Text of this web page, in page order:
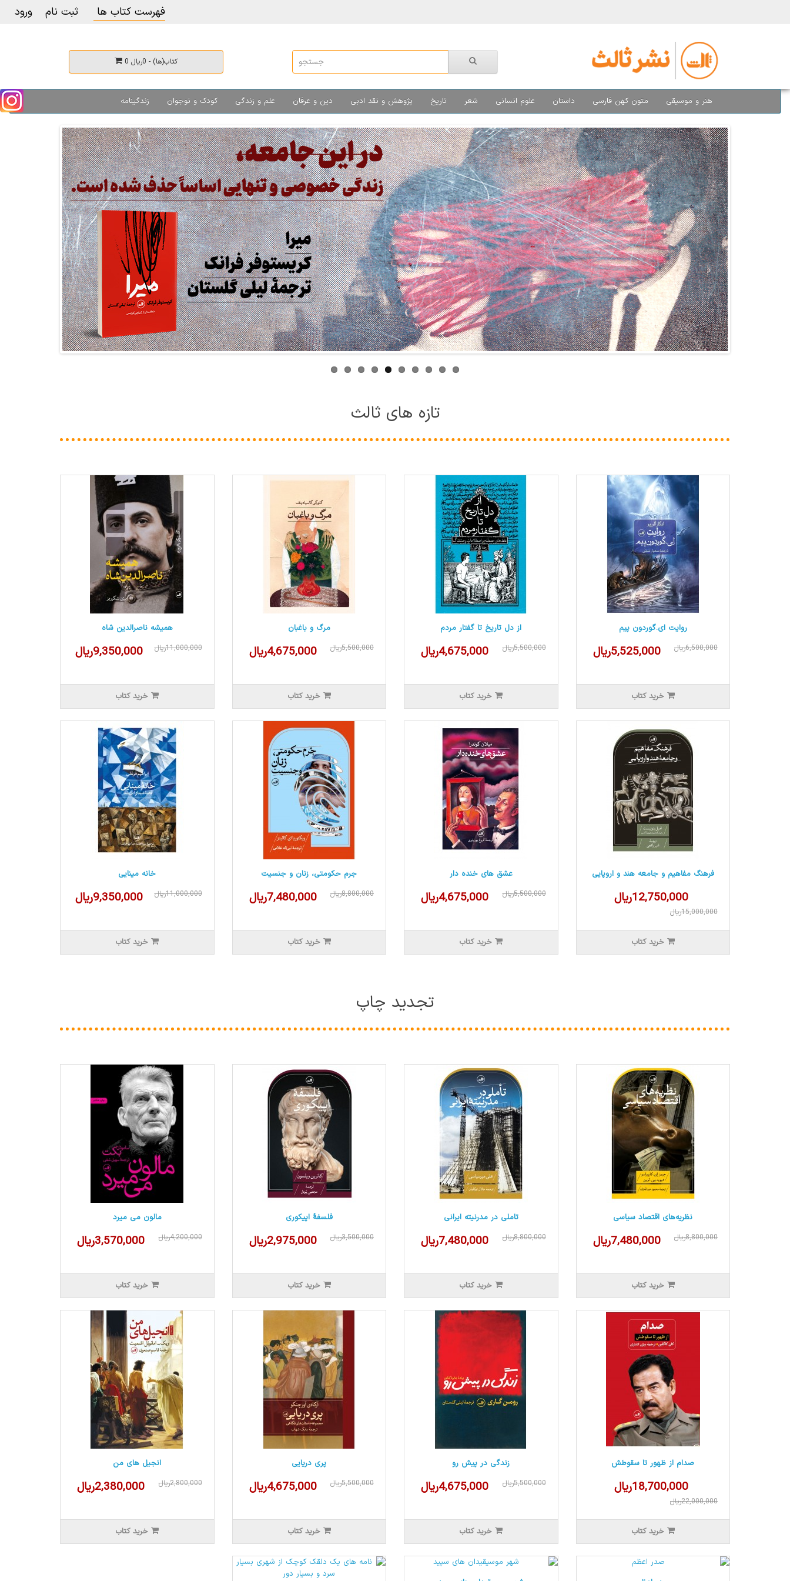
فهرست کتاب ها ثبت نام ورود
0 کتاب(ها) - 0ریال
هنر و موسیقی متون کهن فارسی داستان علوم انسانی شعر تاریخ پژوهش و نقد ادبی دین و عرفان علم و زندگی کودک و نوجوان زندگینامه
تازه های ثالث
روایت ای.گوردون پیم
5,525,000ریال 6,500,000ریال
خرید کتاب
از دل تاریخ تا گفتار مردم
4,675,000ریال 5,500,000ریال
خرید کتاب
مرگ و باغبان
4,675,000ریال 5,500,000ریال
خرید کتاب
همیشه ناصرالدین شاه
9,350,000ریال 11,000,000ریال
خرید کتاب
فرهنگ مفاهیم و جامعه هند و اروپایی
12,750,000ریال
15,000,000ریال
خرید کتاب
عشق های خنده دار
4,675,000ریال 5,500,000ریال
خرید کتاب
جرم حکومتی، زنان و جنسیت
7,480,000ریال 8,800,000ریال
خرید کتاب
خانه مینایی
9,350,000ریال 11,000,000ریال
خرید کتاب
تجدید چاپ
نظریه‌های اقتصاد سیاسی
7,480,000ریال 8,800,000ریال
خرید کتاب
تاملی در مدرنیته ایرانی
7,480,000ریال 8,800,000ریال
خرید کتاب
فلسفهٔ اپیکوری
2,975,000ریال 3,500,000ریال
خرید کتاب
مالون می میرد
3,570,000ریال 4,200,000ریال
خرید کتاب
صدام از ظهور تا سقوطش
18,700,000ریال
22,000,000ریال
خرید کتاب
زندگی در پیش رو
4,675,000ریال 5,500,000ریال
خرید کتاب
پری دریایی
4,675,000ریال 5,500,000ریال
خرید کتاب
انجیل های من
2,380,000ریال 2,800,000ریال
خرید کتاب